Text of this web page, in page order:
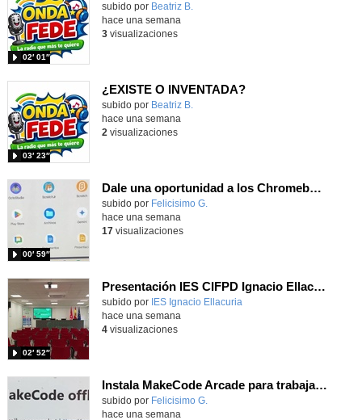
Contenido educativo.
subido por Beatriz B.
02′ 01″
hace una semana
3visualizaciones
¿EXISTE O INVENTADA?
Contenido educativo.
subido por Beatriz B.
03′ 23″
hace una semana
2 visualizaciones
Dale una oportunidad a los Chromebooks y utiliza un proyector para realizar talleres si no tienes pantallas táctiles
Contenido educativo.
subido por Felicisimo G.
00′ 59″
hace una semana
17visualizaciones
Presentación IES CIFPD Ignacio Ellacuría
Contenido educativo.
subido por IES Ignacio Ellacuria
02′ 52″
hace una semana
4visualizaciones
Instala MakeCode Arcade para trabajar offline en tu tablet, ordenador, Chromebook
Contenido educativo.
subido por Felicisimo G.
hace una semana